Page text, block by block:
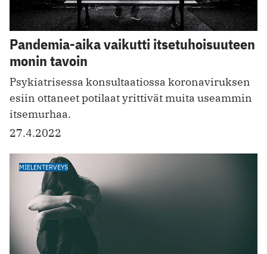
Pandemia-aika vaikutti itsetuhoisuuteen
monin tavoin
Psykiatrisessa konsultaatiossa koronaviruksen
esiin ottaneet potilaat yrittivät muita useammin
itsemurhaa.
27.4.2022
MIELENTERVEYS